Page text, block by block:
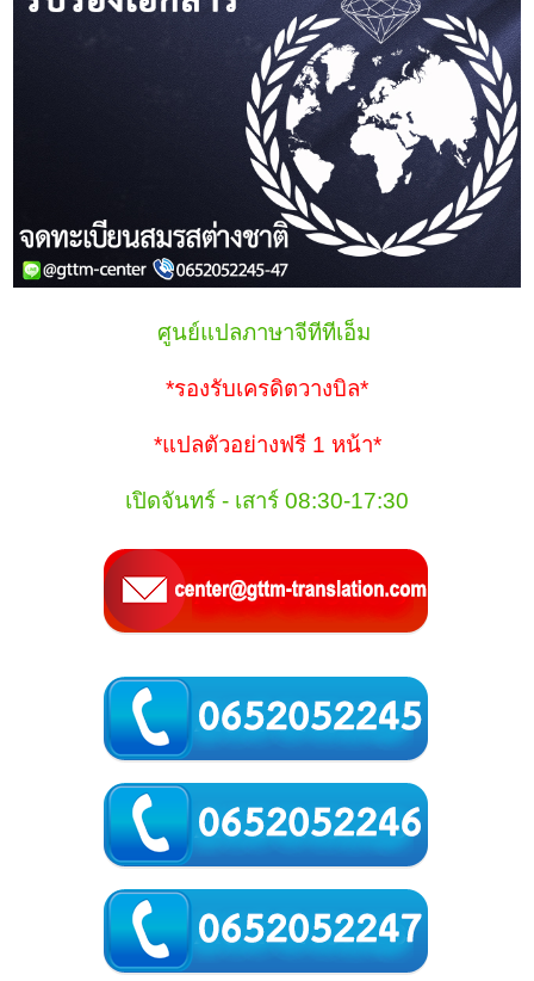
ศูนย์แปลภาษาจีทีทีเอ็ม
*รองรับเครดิตวางบิล*
*แปลตัวอย่างฟรี 1 หน้า*
เปิดจันทร์ - เสาร์ 08:30-17:30